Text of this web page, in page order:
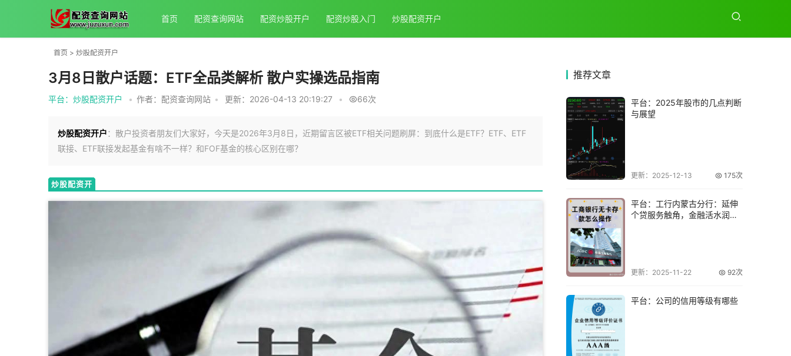
首页 配资查询网站 配资炒股开户 配资炒股入门 炒股配资开户
首页 > 炒股配资开户
3月8日散户话题：ETF全品类解析 散户实操选品指南
平台：炒股配资开户 • 作者：配资查询网站 • 更新：2026-04-13 20:19:27 • 66次
炒股配资开户：散户投资者朋友们大家好，今天是2026年3月8日，近期留言区被ETF相关问题刷屏：到底什么是ETF？ETF、ETF
联接、ETF联接发起基金有啥不一样？和FOF基金的核心区别在哪？
炒股配资开
推荐文章
平台：2025年股市的几点判断
与展望
更新：2025-12-13 175次
平台：工行内蒙古分行：延伸
个贷服务触角，金融活水润万
更新：2025-11-22 92次
平台：公司的信用等级有哪些